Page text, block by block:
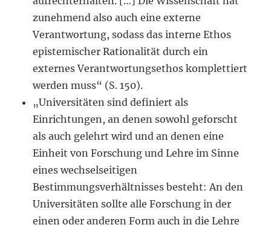
zunehmend also auch eine externe
Verantwortung, sodass das interne Ethos
epistemischer Rationalität durch ein
externes Verantwortungsethos komplettiert
werden muss“ (S. 150).
„Universitäten sind definiert als
Einrichtungen, an denen sowohl geforscht
als auch gelehrt wird und an denen eine
Einheit von Forschung und Lehre im Sinne
eines wechselseitigen
Bestimmungsverhältnisses besteht: An den
Universitäten sollte alle Forschung in der
einen oder anderen Form auch in die Lehre